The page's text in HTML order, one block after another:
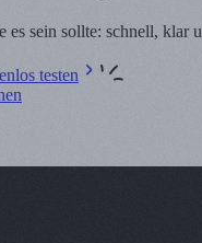
es sein sollte: schnell, klar
testen